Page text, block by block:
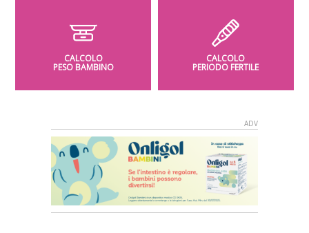
CALCOLO
PESO BAMBINO
CALCOLO
PERIODO FERTILE